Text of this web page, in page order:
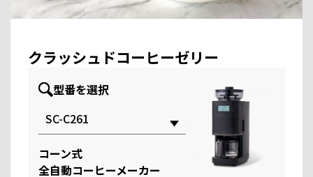
クラッシュドコーヒーゼリー
型番を選択
コーン式
全自動コーヒーメーカー